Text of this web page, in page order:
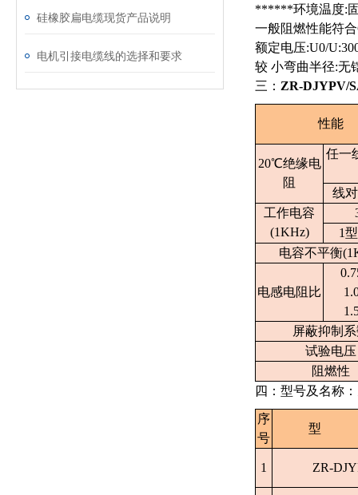
硅橡胶扁电缆现货产品说明
电机引接电缆线的选择和要求
******环境温度:
一般阻燃性能符
额定电压:U0/
较 小弯曲半径:无
三： ZR-DJYPV/
性能
20℃绝缘电
阻
任一
线
工作电容
(1KHz)
1
电容不平衡
电感电阻比
屏蔽抑制
试验电压
阻燃性
四：型号及名称
序
号
型
1 ZR-